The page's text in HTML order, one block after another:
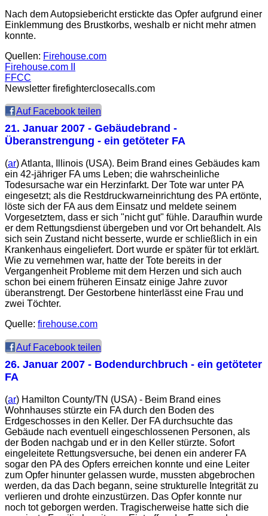
Nach dem Autopsiebericht erstickte das Opfer aufgrund einer
Einklemmung des Brustkorbs, weshalb er nicht mehr atmen
konnte.
Quellen: Firehouse.com
Firehouse.com II
FFCC
Newsletter firefighterclosecalls.com
Auf Facebook teilen
21. Januar 2007 - Gebäudebrand -
Überanstrengung - ein getöteter FA
(ar) Atlanta, Illinois (USA). Beim Brand eines Gebäudes kam
ein 42-jähriger FA ums Leben; die wahrscheinliche
Todesursache war ein Herzinfarkt. Der Tote war unter PA
eingesetzt; als die Restdruckwarneinrichtung des PA ertönte,
löste sich der FA aus dem Einsatz und meldete seinem
Vorgesetztem, dass er sich "nicht gut" fühle. Daraufhin wurde
er dem Rettungsdienst übergeben und vor Ort behandelt. Als
sich sein Zustand nicht besserte, wurde er schließlich in ein
Krankenhaus eingeliefert. Dort wurde er später für tot erklärt.
Wie zu vernehmen war, hatte der Tote bereits in der
Vergangenheit Probleme mit dem Herzen und sich auch
schon bei einem früheren Einsatz einige Jahre zuvor
überanstrengt. Der Gestorbene hinterlässt eine Frau und
zwei Töchter.
Quelle: firehouse.com
Auf Facebook teilen
26. Januar 2007 - Bodendurchbruch - ein getöteter
FA
(ar) Hamilton County/TN (USA) - Beim Brand eines
Wohnhauses stürzte ein FA durch den Boden des
Erdgeschosses in den Keller. Der FA durchsuchte das
Gebäude nach eventuell eingeschlossenen Personen, als
der Boden nachgab und er in den Keller stürzte. Sofort
eingeleitete Rettungsversuche, bei denen ein anderer FA
sogar den PA des Opfers erreichen konnte und eine Leiter
zum Opfer hinunter gelassen wurde, mussten abgebrochen
werden, da das Dach begann, seine strukturelle Integrität zu
verlieren und drohte einzustürzen. Das Opfer konnte nur
noch tot geborgen werden. Tragischerweise hatte sich die